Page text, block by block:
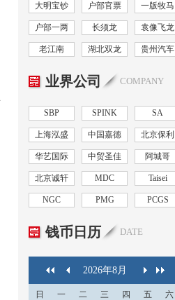
大明宝钞 户部官票 一版牧马
户部一两 长须龙 袁像飞龙
老江南 湖北双龙 贵州汽车
业界公司 COMPANY
SBP SPINK SA
上海泓盛 中国嘉德 北京保利
华艺国际 中贸圣佳 阿城哥
北京诚轩 MDC Taisei
NGC PMG PCGS
钱币日历 DATE
2026年8月
日 一 二 三 四 五 六